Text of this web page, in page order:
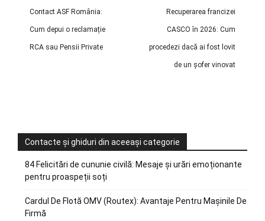
Contact ASF România:
Cum depui o reclamație
RCA sau Pensii Private
Recuperarea francizei
CASCO în 2026: Cum
procedezi dacă ai fost lovit
de un șofer vinovat
Contacte și ghiduri din aceeași categorie
84 Felicitări de cununie civilă: Mesaje și urări emoționante
pentru proaspeții soți
Cardul De Flotă OMV (Routex): Avantaje Pentru Mașinile De
Firmă